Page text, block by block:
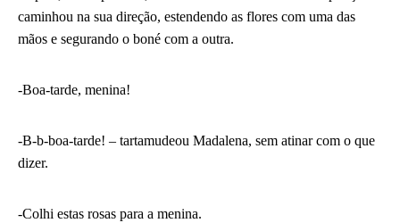
caminhou na sua direção, estendendo as flores com uma das
mãos e segurando o boné com a outra.
-Boa-tarde, menina!
-B-b-boa-tarde! – tartamudeou Madalena, sem atinar com o que
dizer.
-Colhi estas rosas para a menina.